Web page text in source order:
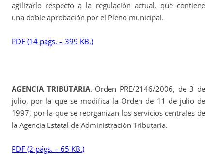
agilizarlo respecto a la regulación actual, que contiene
una doble aprobación por el Pleno municipal.
PDF (14 págs. – 399 KB.)
AGENCIA TRIBUTARIA. Orden PRE/2146/2006, de 3 de
julio, por la que se modifica la Orden de 11 de julio de
1997, por la que se reorganizan los servicios centrales de
la Agencia Estatal de Administración Tributaria.
PDF (2 págs. – 65 KB.)